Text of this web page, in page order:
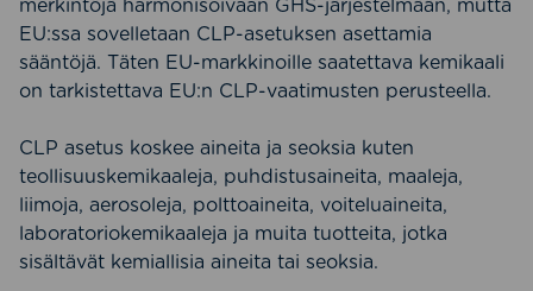
merkintöjä harmonisoivaan GHS-järjestelmään, mutta
EU:ssa sovelletaan CLP-asetuksen asettamia
sääntöjä. Täten EU-markkinoille saatettava kemikaali
on tarkistettava EU:n CLP-vaatimusten perusteella.
CLP asetus koskee aineita ja seoksia kuten
teollisuuskemikaaleja, puhdistusaineita, maaleja,
liimoja, aerosoleja, polttoaineita, voiteluaineita,
laboratoriokemikaaleja ja muita tuotteita, jotka
sisältävät kemiallisia aineita tai seoksia.